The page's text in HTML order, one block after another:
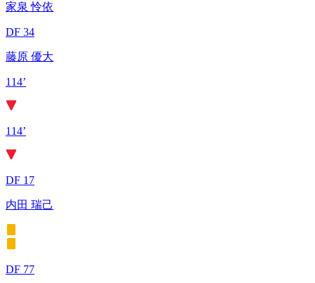
家泉 怜依
DF 34
藤原 優大
114’
114’
DF 17
内田 瑞己
DF 77